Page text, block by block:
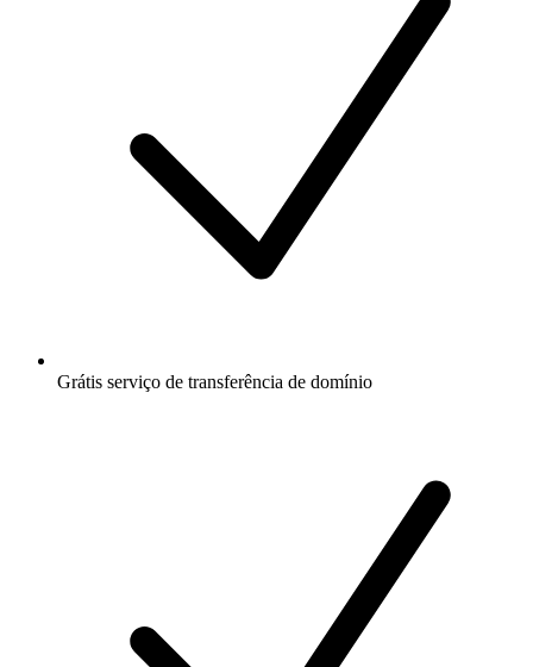
Grátis serviço de transferência de domínio